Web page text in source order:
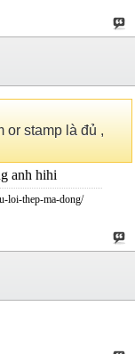
or stamp là đủ ,
anh hihi
loi-thep-ma-dong/